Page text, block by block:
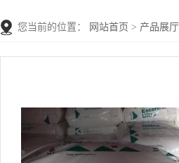
您当前的位置： 网站首页 > 产品展厅